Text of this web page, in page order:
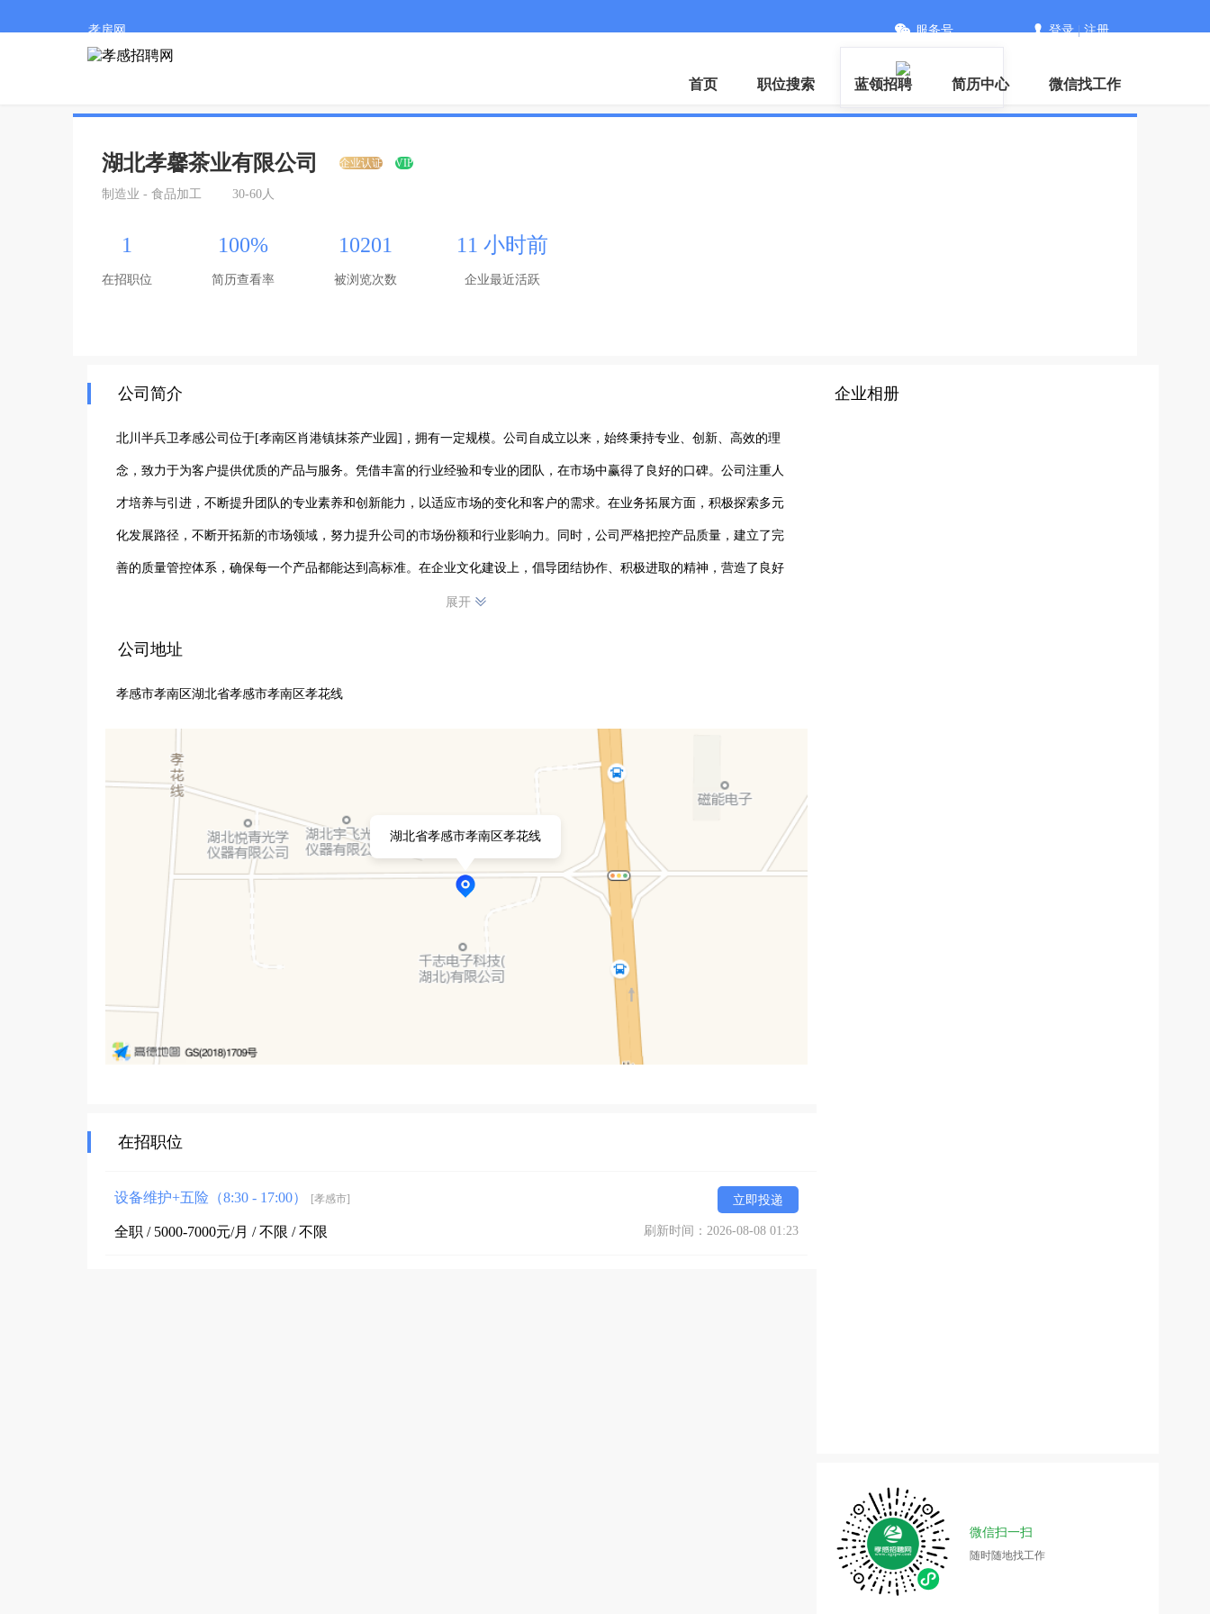
孝房网
微信
服务号 登录|注册
首页 职位搜索 蓝领招聘 简历中心 微信找工作
湖北孝馨茶业有限公司 企业认证 VIP
制造业 - 食品加工 30-60人
1
在招职位
100%
简历查看率
10201
被浏览次数
11 小时前
企业最近活跃
公司简介
北川半兵卫孝感公司位于[孝南区肖港镇抹茶产业园]，拥有一定规模。公司自成立以来，始终秉持专业、创新、高效的理
念，致力于为客户提供优质的产品与服务。凭借丰富的行业经验和专业的团队，在市场中赢得了良好的口碑。公司注重人
才培养与引进，不断提升团队的专业素养和创新能力，以适应市场的变化和客户的需求。在业务拓展方面，积极探索多元
化发展路径，不断开拓新的市场领域，努力提升公司的市场份额和行业影响力。同时，公司严格把控产品质量，建立了完
善的质量管控体系，确保每一个产品都能达到高标准。在企业文化建设上，倡导团结协作、积极进取的精神，营造了良好
的工作氛围。未来，北川半兵卫孝感公司将继续砥砺前行，不断创新发展，为客户创造更大的价值，为行业发展贡献自己
展开
公司地址
孝感市孝南区湖北省孝感市孝南区孝花线
湖北省孝感市孝南区孝花线
在招职位
设备维护+五险（8:30 - 17:00） [孝感市] 立即投递
全职 / 5000-7000元/月 / 不限 / 不限 刷新时间：2026-08-08 01:23
企业相册
微信扫一扫
随时随地找工作